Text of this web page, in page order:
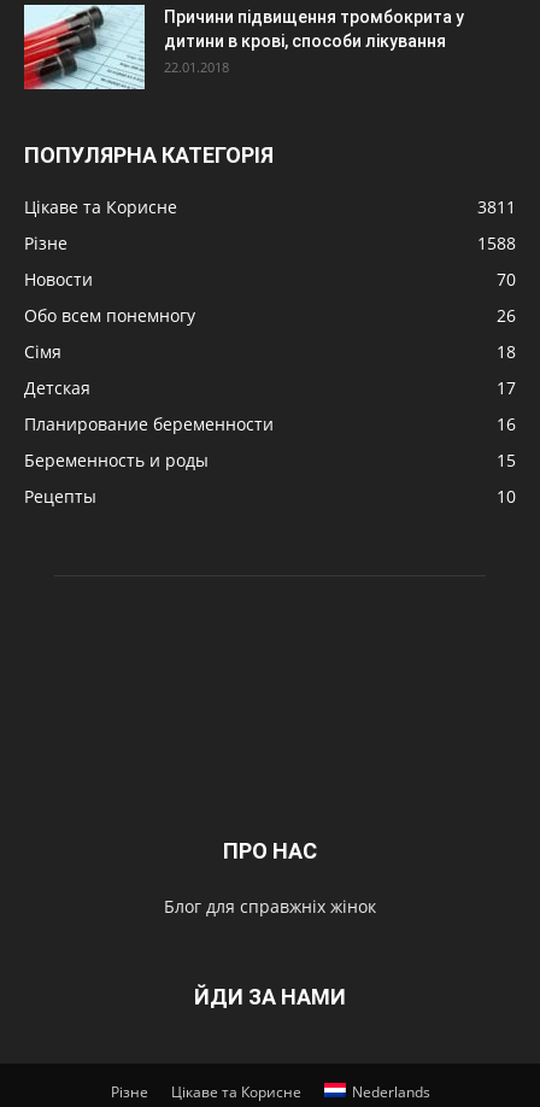
Причини підвищення тромбокрита у
дитини в крові, способи лікування
22.01.2018
ПОПУЛЯРНА КАТЕГОРІЯ
Цікаве та Корисне
3811
Різне
1588
Новости
70
Обо всем понемногу
26
Сімя
18
Детская
17
Планирование беременности
16
Беременность и роды
15
Рецепты
10
ПРО НАС
Блог для справжніх жінок
ЙДИ ЗА НАМИ
Різне Цікаве та Корисне Nederlands